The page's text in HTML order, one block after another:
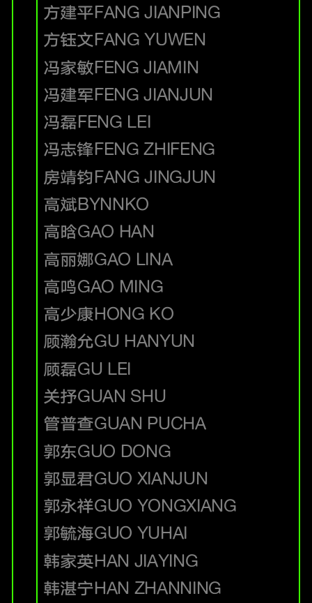
方建平FANG JIANPING
方钰文FANG YUWEN
冯家敏FENG JIAMIN
冯建军FENG JIANJUN
冯磊FENG LEI
冯志锋FENG ZHIFENG
房靖钧FANG JINGJUN
高斌BYNNKO
高晗GAO HAN
高丽娜GAO LINA
高鸣GAO MING
高少康HONG KO
顾瀚允GU HANYUN
顾磊GU LEI
关抒GUAN SHU
管普查GUAN PUCHA
郭东GUO DONG
郭显君GUO XIANJUN
郭永祥GUO YONGXIANG
郭毓海GUO YUHAI
韩家英HAN JIAYING
韩湛宁HAN ZHANNING